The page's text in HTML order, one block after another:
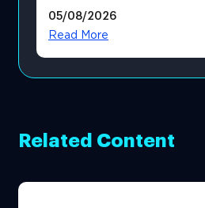
05/08/2026
Read More
Related Content